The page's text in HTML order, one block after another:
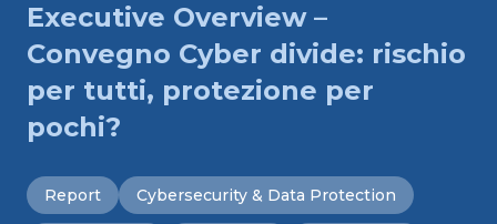
Executive Overview –
Convegno Cyber divide: rischio
per tutti, protezione per
pochi?
Report Cybersecurity & Data Protection